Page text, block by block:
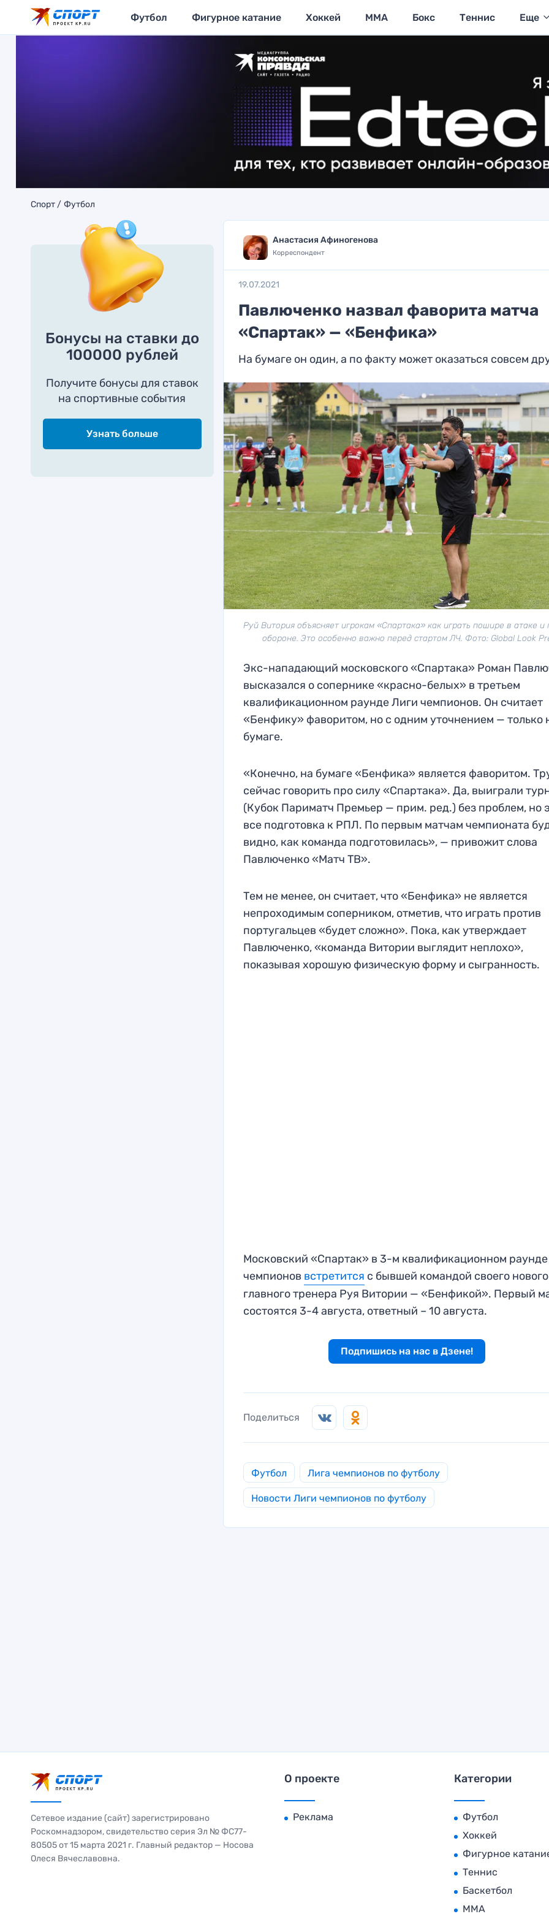
Футбол Фигурное катание Хоккей MMA Бокс Теннис Еще
Спорт Футбол
Бонусы на ставки до
100000 рублей
Получите бонусы для ставок
на спортивные события
Узнать больше
Анастасия Афиногенова
Корреспондент
19.07.2021
Павлюченко назвал фаворита матча
«Спартак» — «Бенфика»
На бумаге он один, а по факту может оказаться совсем
Руй Витория объясняет игрокам «Спартака» как играть пошире в атаке и
обороне. Это особенно важно перед стартом ЛЧ. Фото: Global Look
Экс-нападающий московского «Спартака» Роман
высказался о сопернике «красно-белых» в третьем
квалификационном раунде Лиги чемпионов. Он считает
«Бенфику» фаворитом, но с одним уточнением — только
бумаге.
«Конечно, на бумаге «Бенфика» является фаворитом.
сейчас говорить про силу «Спартака». Да, выиграли
(Кубок Париматч Премьер — прим. ред.) без проблем, но
все подготовка к РПЛ. По первым матчам чемпионата
видно, как команда подготовилась», — привожит слова
Павлюченко «Матч ТВ».
Тем не менее, он считает, что «Бенфика» не является
непроходимым соперником, отметив, что играть против
португальцев «будет сложно». Пока, как утверждает
Павлюченко, «команда Витории выглядит неплохо»,
показывая хорошую физическую форму и сыгранность.
Московский «Спартак» в 3-м квалификационном
чемпионов встретится с бывшей командой своего нового
главного тренера Руя Витории — «Бенфикой». Первый
состоятся 3-4 августа, ответный – 10 августа.
Подпишись на нас в Дзене!
Поделиться
Футбол Лига чемпионов по футболу
Новости Лиги чемпионов по футболу
Сетевое издание (сайт) зарегистрировано
Роскомнадзором, свидетельство серия Эл № ФС77-
80505 от 15 марта 2021 г. Главный редактор — Носова
Олеся Вячеславовна.
О проекте
Реклама
Категории
Футбол
Хоккей
Фигурное
Теннис
Баскетбол
MMA